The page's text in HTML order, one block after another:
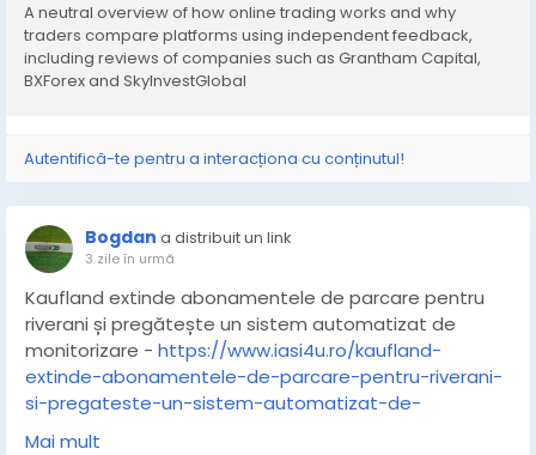
A neutral overview of how online trading works and why
traders compare platforms using independent feedback,
including reviews of companies such as Grantham Capital,
BXForex and SkyInvestGlobal
Autentifică-te pentru a interacționa cu conținutul!
Bogdan a distribuit un link
3 zile în urmă
Kaufland extinde abonamentele de parcare pentru
riverani și pregătește un sistem automatizat de
monitorizare - https://www.iasi4u.ro/kaufland-
extinde-abonamentele-de-parcare-pentru-riverani-
si-pregateste-un-sistem-automatizat-de-
monitorizare/
Mai mult